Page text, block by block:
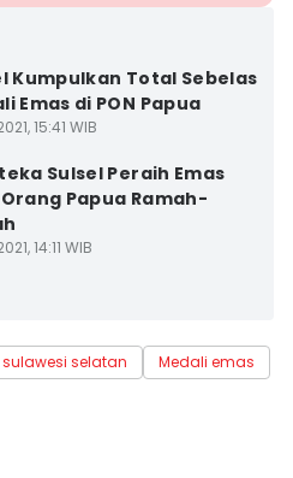
Kumpulkan Total Sebelas
Emas di PON Papua
15:41 WIB
Sulsel Peraih Emas
Orang Papua Ramah-
14:11 WIB
sulawesi selatan
Medali emas